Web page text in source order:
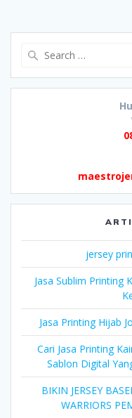
jersey
Jasa Sublim Printing
Jasa Printing Hijab
Cari Jasa Printing
Sablon Digital
BIKIN JERSEY
WARRIORS